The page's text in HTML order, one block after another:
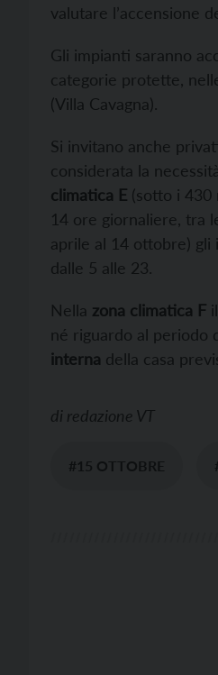
valutare l’accensione
Gli impianti saranno
categorie protette,
(Villa Cavagna).
Si invitano anche
considerata la
climatica E (sotto i 430
14 ore giornaliere, tra
aprile al 14 ottobre) gli
dalle 5 alle 23.
Nella zona climatica F
né riguardo al periodo
interna della casa
di redazione VT
#15 OTTOBRE